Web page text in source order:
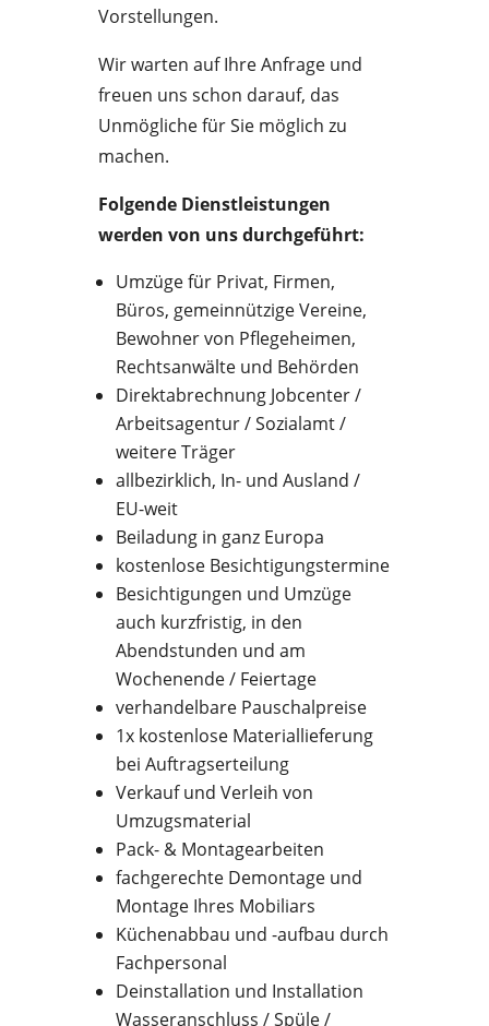
Vorstellungen.
Wir warten auf Ihre Anfrage und
freuen uns schon darauf, das
Unmögliche für Sie möglich zu
machen.
Folgende Dienstleistungen
werden von uns durchgeführt:
Umzüge für Privat, Firmen,
Büros, gemeinnützige Vereine,
Bewohner von Pflegeheimen,
Rechtsanwälte und Behörden
Direktabrechnung Jobcenter /
Arbeitsagentur / Sozialamt /
weitere Träger
allbezirklich, In- und Ausland /
EU-weit
Beiladung in ganz Europa
kostenlose Besichtigungstermine
Besichtigungen und Umzüge
auch kurzfristig, in den
Abendstunden und am
Wochenende / Feiertage
verhandelbare Pauschalpreise
1x kostenlose Materiallieferung
bei Auftragserteilung
Verkauf und Verleih von
Umzugsmaterial
Pack- & Montagearbeiten
fachgerechte Demontage und
Montage Ihres Mobiliars
Küchenabbau und -aufbau durch
Fachpersonal
Deinstallation und Installation
Wasseranschluss / Spüle /